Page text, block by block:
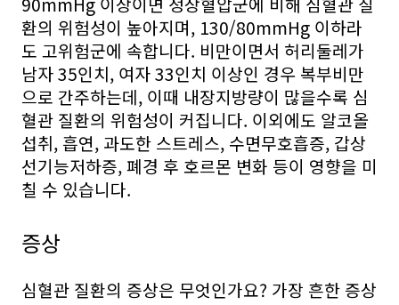
환의 위험성이 높아지며, 130/80mmHg 이하라
도 고위험군에 속합니다. 비만이면서 허리둘레가
남자 35인치, 여자 33인치 이상인 경우 복부비만
으로 간주하는데, 이때 내장지방량이 많을수록 심
혈관 질환의 위험성이 커집니다. 이외에도 알코올
섭취, 흡연, 과도한 스트레스, 수면무호흡증, 갑상
선기능저하증, 폐경 후 호르몬 변화 등이 영향을 미
칠 수 있습니다.
증상
심혈관 질환의 증상은 무엇인가요? 가장 흔한 증상